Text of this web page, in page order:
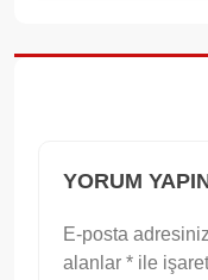
YORUM
E-posta
alanlar * ile